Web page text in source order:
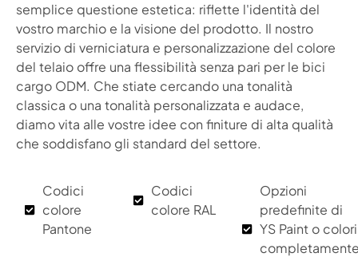
semplice questione estetica: riflette l'identità del
vostro marchio e la visione del prodotto. Il nostro
servizio di verniciatura e personalizzazione del colore
del telaio offre una flessibilità senza pari per le bici
cargo ODM. Che stiate cercando una tonalità
classica o una tonalità personalizzata e audace,
diamo vita alle vostre idee con finiture di alta qualità
che soddisfano gli standard del settore.
Codici
colore
Pantone
Codici
colore RAL
Opzioni
predefinite di
YS Paint o colori